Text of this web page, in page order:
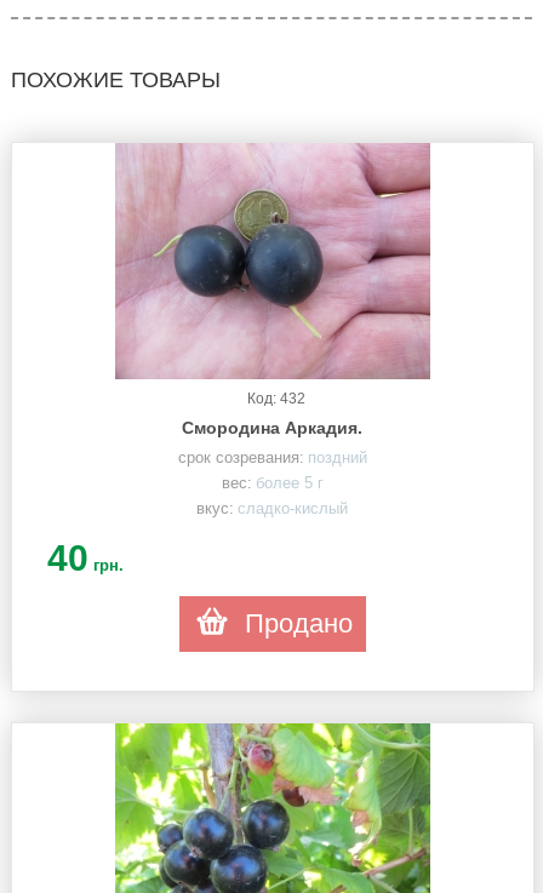
ПОХОЖИЕ ТОВАРЫ
Код: 432
Смородина Аркадия.
срок созревания: поздний
вес: более 5 г
вкус: сладко-кислый
40 грн.
Продано